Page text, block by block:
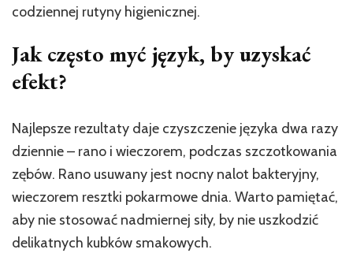
codziennej rutyny higienicznej.
Jak często myć język, by uzyskać
efekt?
Najlepsze rezultaty daje czyszczenie języka dwa razy
dziennie – rano i wieczorem, podczas szczotkowania
zębów. Rano usuwany jest nocny nalot bakteryjny,
wieczorem resztki pokarmowe dnia. Warto pamiętać,
aby nie stosować nadmiernej siły, by nie uszkodzić
delikatnych kubków smakowych.